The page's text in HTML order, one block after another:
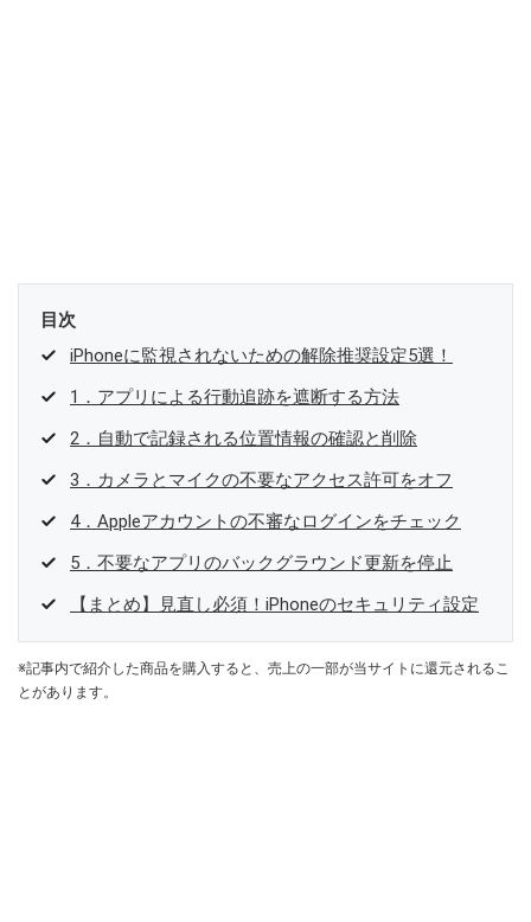
目次
iPhoneに監視されないための解除推奨設定5選！
1．アプリによる行動追跡を遮断する方法
2．自動で記録される位置情報の確認と削除
3．カメラとマイクの不要なアクセス許可をオフ
4．Appleアカウントの不審なログインをチェック
5．不要なアプリのバックグラウンド更新を停止
【まとめ】見直し必須！iPhoneのセキュリティ設定
※記事内で紹介した商品を購入すると、売上の一部が当サイトに還元されるこ
とがあります。